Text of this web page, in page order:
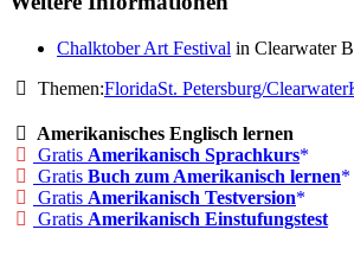
Chalktober Art Festival in Clearwater
Themen:FloridaSt. Petersburg/Clearwater
Amerikanisches Englisch lernen
Gratis Amerikanisch Sprachkurs
Gratis Buch zum Amerikanisch lernen
Gratis Amerikanisch Testversion
Gratis Amerikanisch Einstufungstest